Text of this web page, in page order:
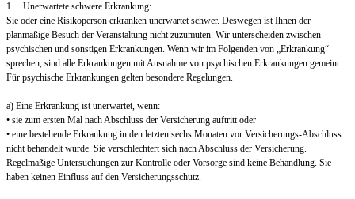
1. Unerwartete schwere Erkrankung:
Sie oder eine Risikoperson erkranken unerwartet schwer. Deswegen ist Ihnen der
planmäßige Besuch der Veranstaltung nicht zuzumuten. Wir unterscheiden zwischen
psychischen und sonstigen Erkrankungen. Wenn wir im Folgenden von „Erkrankung“
sprechen, sind alle Erkrankungen mit Ausnahme von psychischen Erkrankungen gemeint.
Für psychische Erkrankungen gelten besondere Regelungen.
a) Eine Erkrankung ist unerwartet, wenn:
• sie zum ersten Mal nach Abschluss der Versicherung auftritt oder
• eine bestehende Erkrankung in den letzten sechs Monaten vor Versicherungs-Abschluss
nicht behandelt wurde. Sie verschlechtert sich nach Abschluss der Versicherung.
Regelmäßige Untersuchungen zur Kontrolle oder Vorsorge sind keine Behandlung. Sie
haben keinen Einfluss auf den Versicherungsschutz.